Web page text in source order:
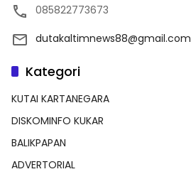
085822773673
dutakaltimnews88@gmail.com
Kategori
KUTAI KARTANEGARA
DISKOMINFO KUKAR
BALIKPAPAN
ADVERTORIAL